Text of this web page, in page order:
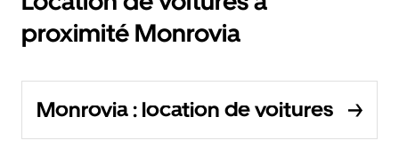
proximité Monrovia
Monrovia : location de voitures